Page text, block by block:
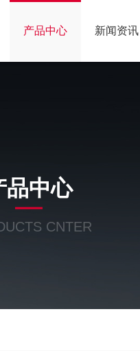
产品中心 新闻资讯
品中心
CNTER